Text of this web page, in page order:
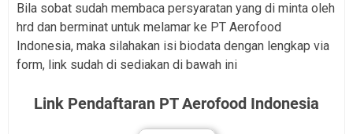
Bila sobat sudah membaca persyaratan yang di minta oleh
hrd dan berminat untuk melamar ke PT Aerofood
Indonesia, maka silahakan isi biodata dengan lengkap via
form, link sudah di sediakan di bawah ini
Link Pendaftaran PT Aerofood Indonesia